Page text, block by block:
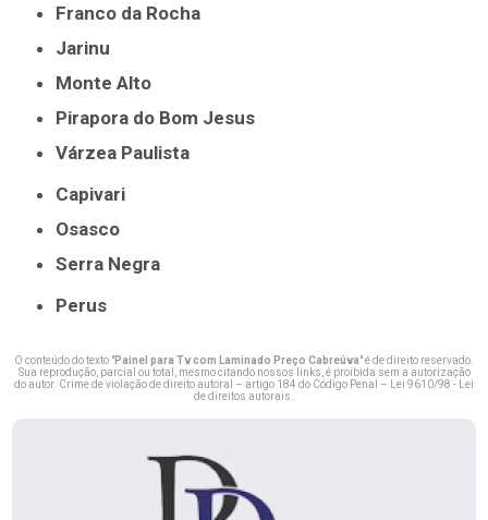
Franco da Rocha
Jarinu
Monte Alto
Pirapora do Bom Jesus
Várzea Paulista
Capivari
Osasco
Serra Negra
Perus
O conteúdo do texto "Painel para Tv com Laminado Preço Cabreúva" é de direito reservado.
Sua reprodução, parcial ou total, mesmo citando nossos links, é proibida sem a autorização
do autor. Crime de violação de direito autoral – artigo 184 do Código Penal –
Lei 9610/98 - Lei
de direitos autorais